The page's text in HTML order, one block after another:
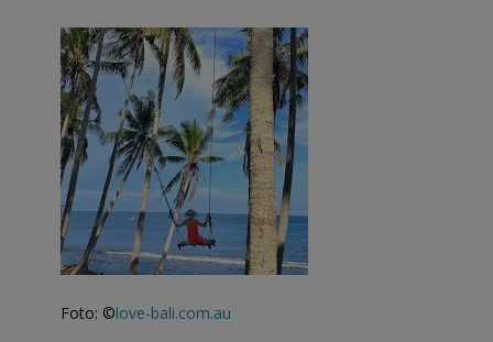
Foto: ©love-bali.com.au